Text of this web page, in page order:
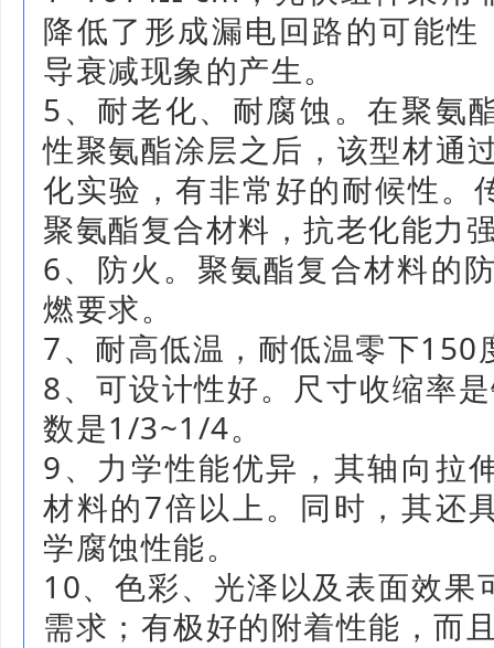
降低了形成漏电回路的可能
导衰减现象的产生。
5、耐老化、耐腐蚀。在聚氨
性聚氨酯涂层之后，该型材通
化实验，有非常好的耐候性。
聚氨酯复合材料，抗老化能力
6、防火。聚氨酯复合材料的
燃要求。
7、耐高低温，耐低温零下150
8、可设计性好。尺寸收缩率
数是1/3~1/4。
9、力学性能优异，其轴向拉
材料的7倍以上。同时，其还
学腐蚀性能。
10、色彩、光泽以及表面效果
需求；有极好的附着性能，而